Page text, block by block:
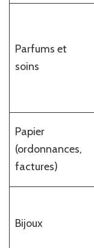
Parfums et
soins
Papier
(ordonnances,
factures)
Bijoux